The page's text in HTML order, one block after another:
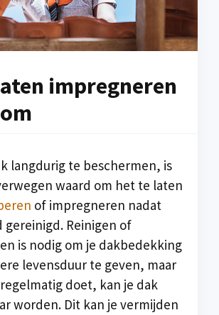
impregneren
langdurig te beschermen, is
waard om het te laten
of impregneren nadat
gereinigd. Reinigen of
is nodig om je dakbedekking
levensduur te geven, maar
doet, kan je dak
worden. Dit kan je vermijden